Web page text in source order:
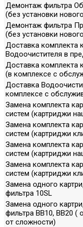
Демонтаж фильтра
(без установки
Демонтаж фильтра
(без установки
Доставка комплекта
Водоочистителя в
Доставка комплекта
(в комплексе с
Доставка
комплексе с
Замена комплекта
систем (картриджи
Замена комплекта
систем (картриджи
Замена комплекта
систем (картриджи
Замена комплекта
систем (картриджи
Замена одного
фильтра 10SL
Замена одного
фильтра ВВ10, ВВ20 (
от сложности)